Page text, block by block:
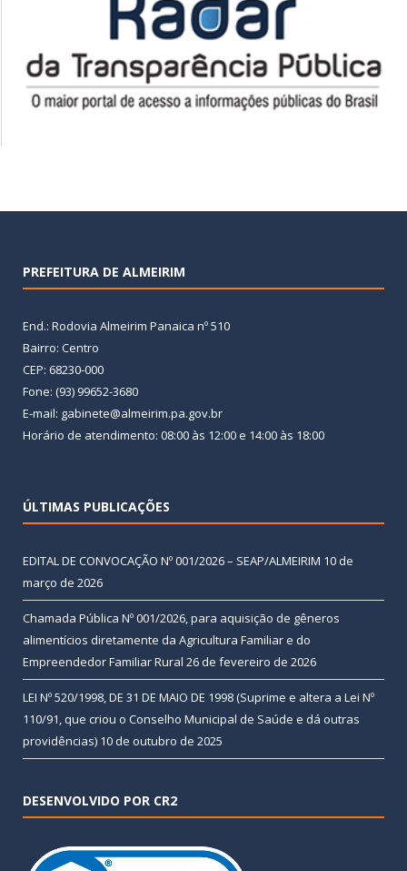
PREFEITURA DE ALMEIRIM
End.: Rodovia Almeirim Panaica nº 510
Bairro: Centro
CEP: 68230-000
Fone: (93) 99652-3680
E-mail: gabinete@almeirim.pa.gov.br
Horário de atendimento: 08:00 às 12:00 e 14:00 às 18:00
ÚLTIMAS PUBLICAÇÕES
EDITAL DE CONVOCAÇÃO Nº 001/2026 – SEAP/ALMEIRIM 10 de
março de 2026
Chamada Pública Nº 001/2026, para aquisição de gêneros
alimentícios diretamente da Agricultura Familiar e do
Empreendedor Familiar Rural 26 de fevereiro de 2026
LEI Nº 520/1998, DE 31 DE MAIO DE 1998 (Suprime e altera a Lei Nº
110/91, que criou o Conselho Municipal de Saúde e dá outras
providências) 10 de outubro de 2025
DESENVOLVIDO POR CR2